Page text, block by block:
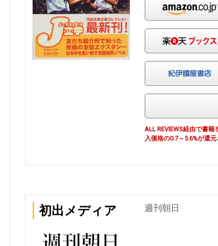
ALL REVIEWS経由で書
入価格の0.7～5.6%が還
初出メディア 週刊朝日